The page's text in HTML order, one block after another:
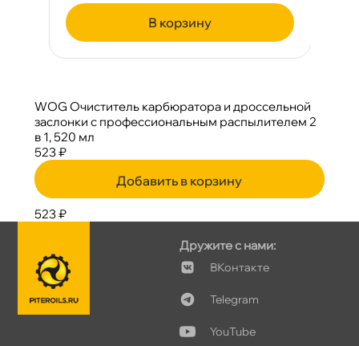
корзину
WOG Очиститель карбюратора и дроссельной
заслонки с профессиональным распылителем 2
1, 520 мл
523 ₽
Добавить в корзину
523 ₽
Дружите с нами:
Контакте
Telegram
YouTube